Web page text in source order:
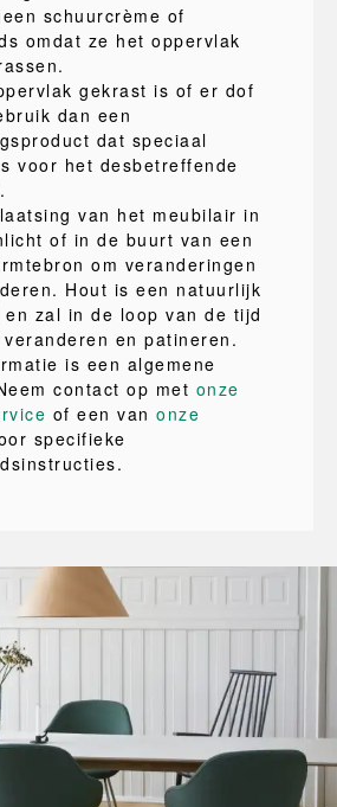
schuurcrème of
omdat ze het oppervlak
gekrast is of er dof
dan een
dat speciaal
voor het desbetreffende
van het meubilair in
of in de buurt van een
om veranderingen
Hout is een natuurlijk
en zal in de loop van de tijd
en patineren.
is een algemene
contact op met onze
of een van onze
specifieke